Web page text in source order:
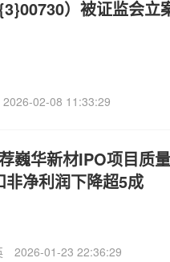
）被证监会立
2026-02-08 11:33:29
巍华新材IPO项目质
非净利润下降超5成
2026-01-23 22:36:29